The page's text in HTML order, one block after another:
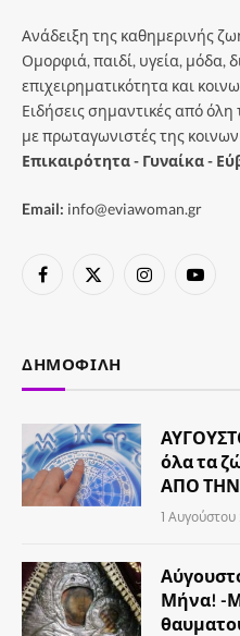
Ανάδειξη της καθημερινής
Ομορφιά, παιδί, υγεία, μόδα,
επιχειρηματικότητα και
Ειδήσεις σημαντικές από
με πρωταγωνιστές της
Επικαιρότητα - Γυναίκα -
Email: info@eviawoman.gr
Facebook
X
Instagram
ΔΗΜΟΦΙΛΉ
όλα τα
ΑΠΟ ΤΗΝ
1
Μήνα! -